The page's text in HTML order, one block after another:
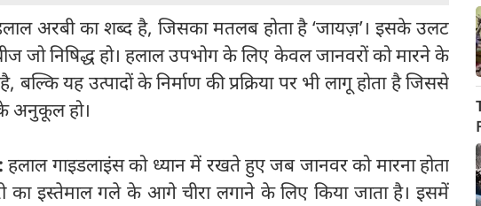
अरबी का शब्द है, जिसका मतलब होता है ‘जायज़’। इसके उलट
जो निषिद्ध हो। हलाल उपभोग के लिए केवल जानवरों को मारने के
बल्कि यह उत्पादों के निर्माण की प्रक्रिया पर भी लागू होता है जिससे
अनुकूल हो।
: हलाल गाइडलाइंस को ध्यान में रखते हुए जब जानवर को मारना होता
का इस्तेमाल गले के आगे चीरा लगाने के लिए किया जाता है। इसमें